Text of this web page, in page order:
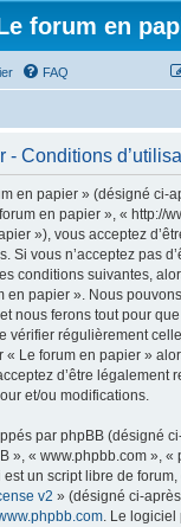
forum en
FAQ
- Conditions
en papier » (désigné ci-
en papier », « http://
»), vous acceptez
Si vous n’acceptez pas
conditions suivantes,
en papier ». Nous
nous ferons tout pour
vérifier régulièrement
« Le forum en papier »
d’être légalement
et/ou modifications.
par phpBB (désigné
», « www.phpbb.com », «
un script libre de
v2 » (désigné ci-
. Le logiciel